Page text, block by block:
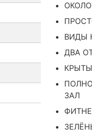
ВИДЫ
ДВА
ЗАЛ